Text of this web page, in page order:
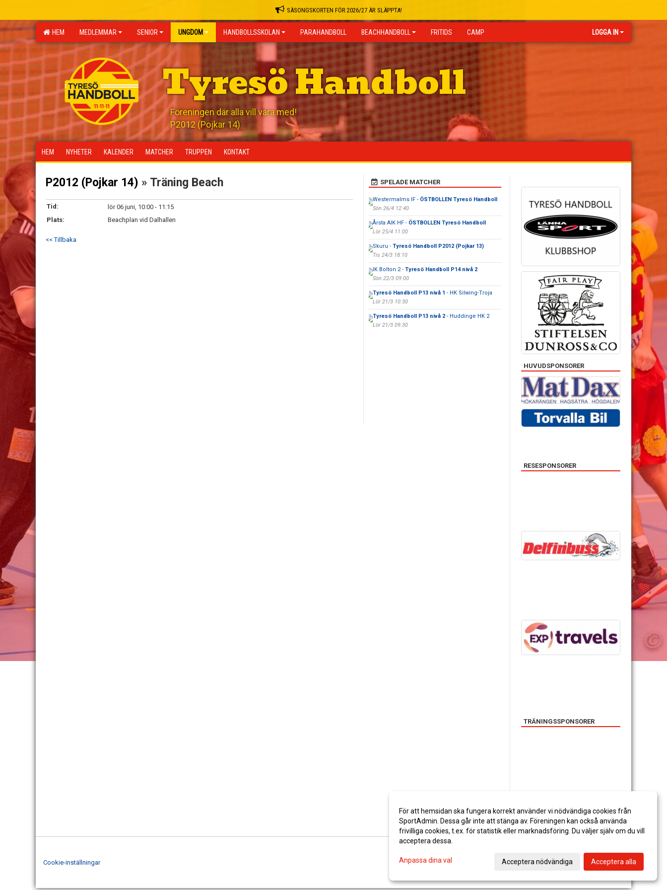
SÄSONGSKORTEN FÖR 2026/27 ÄR SLÄPPTA!
HEM MEDLEMMAR SENIOR UNGDOM HANDBOLLSSKOLAN PARAHANDBOLL BEACHHANDBOLL FRITIDS CAMP LOGGA IN
Tyresö Handboll
Föreningen där alla vill vara med!
P2012 (Pojkar 14)
HEM NYHETER KALENDER MATCHER TRUPPEN KONTAKT
P2012 (Pojkar 14) » Träning Beach
Tid:
lör 06 juni, 10:00 - 11:15
Plats:
Beachplan vid Dalhallen
<< Tillbaka
SPELADE MATCHER
Westermalms IF - ÖSTBOLLEN Tyresö Handboll
Sön 26/4 12:40
Årsta AIK HF - ÖSTBOLLEN Tyresö Handboll
Lör 25/4 11:00
Skuru - Tyresö Handboll P2012 (Pojkar 13)
Tis 24/3 18:10
IK Bolton 2 - Tyresö Handboll P14 nivå 2
Sön 22/3 09:00
Tyresö Handboll P13 nivå 1 - HK Silwing-Troja
Lör 21/3 10:30
Tyresö Handboll P13 nivå 2- Huddinge HK 2
Lör 21/3 09:30
HUVUDSPONSORER
RESESPONSORER
TRÄNINGSSPONSORER
Cookie-inställningar
För att hemsidan ska fungera korrekt använder vi nödvändiga cookies från
SportAdmin. Dessa går inte att stänga av. Föreningen kan också använda
frivilliga cookies, t.ex. för statistik eller marknadsföring. Du väljer själv om du vill
acceptera dessa.
Anpassa dina val Acceptera nödvändiga Acceptera alla